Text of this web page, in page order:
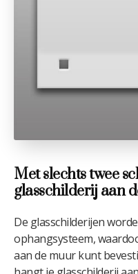
Met slechts twee
glasschilderij aan
De glasschilderijen
ophangsysteem,
aan de muur kunt